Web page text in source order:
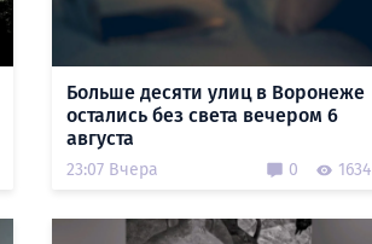
Больше десяти улиц в Воронеже
остались без света вечером 6
августа
23:07 Вчера 0 1634